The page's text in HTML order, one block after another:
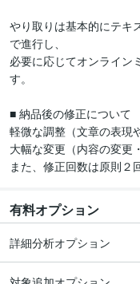
やり取りは基本的にテキ
で進行し、
必要に応じてオンライン
す。
■ 納品後の修正について
軽微な調整（文章の表現
大幅な変更（内容の変更
また、修正回数は原則２
有料オプション
詳細分析オプション